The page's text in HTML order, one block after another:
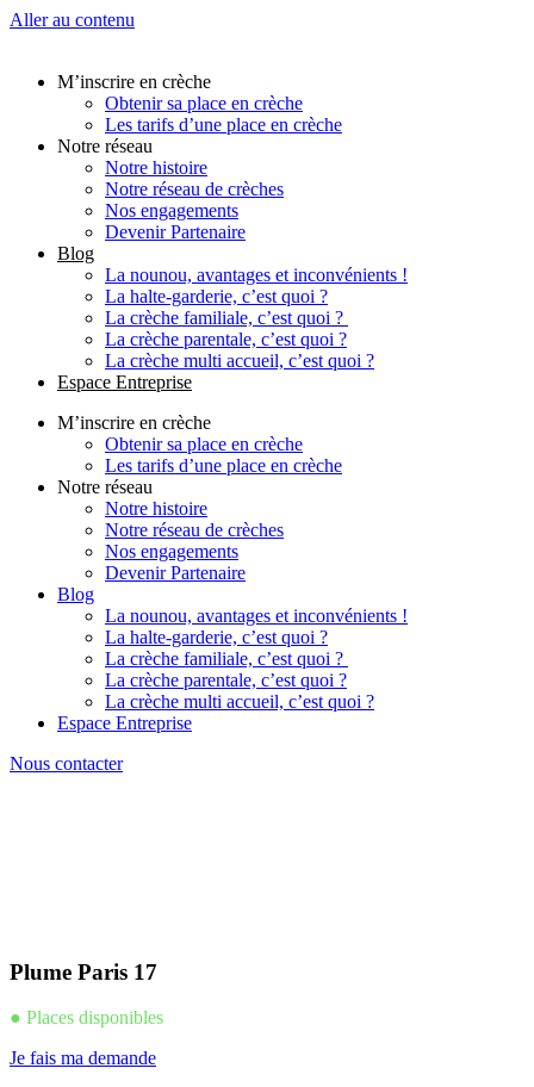
Aller au contenu
M’inscrire en crèche
Obtenir sa place en crèche
Les tarifs d’une place en crèche
Notre réseau
Notre histoire
Notre réseau de crèches
Nos engagements
Devenir Partenaire
Blog
La nounou, avantages et inconvénients !
La halte-garderie, c’est quoi ?
La crèche familiale, c’est quoi ?
La crèche parentale, c’est quoi ?
La crèche multi accueil, c’est quoi ?
Espace Entreprise
M’inscrire en crèche
Obtenir sa place en crèche
Les tarifs d’une place en crèche
Notre réseau
Notre histoire
Notre réseau de crèches
Nos engagements
Devenir Partenaire
Blog
La nounou, avantages et inconvénients !
La halte-garderie, c’est quoi ?
La crèche familiale, c’est quoi ?
La crèche parentale, c’est quoi ?
La crèche multi accueil, c’est quoi ?
Espace Entreprise
Nous contacter
Plume Paris 17
● Places disponibles
Je fais ma demande